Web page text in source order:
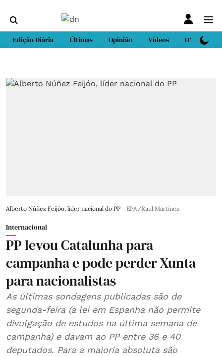
Edição Diária Últimas Opinião Vídeos DN Sport
Alberto Núñez Feijóo, líder nacional do PP EPA/Raul Martinez
Internacional
PP levou Catalunha para
campanha e pode perder Xunta
para nacionalistas
As últimas sondagens publicadas são de
segunda-feira (a lei em Espanha não permite
divulgação de estudos na última semana de
campanha) e davam ao PP entre 36 e 40
deputados. Para a maioria absoluta são